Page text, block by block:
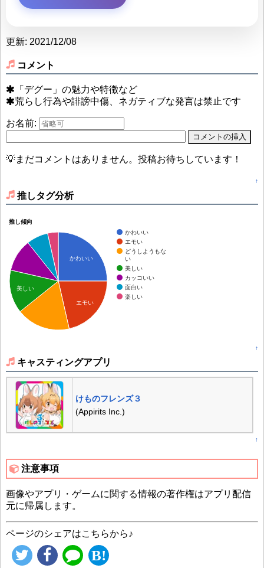
更新: 2021/12/08
コメント
「デグー」の魅力や特徴など
荒らし行為や誹謗中傷、ネガティブな発言は禁止です
お名前:
💡まだコメントはありません。投稿お待ちしています！
↑
推しタグ分析
推し傾向
かわいい
エモい
どうしようもな
い
美しい
カッコいい
面白い
楽しい
かわいい
エモい
美しい
↑
キャスティングアプリ
けものフレンズ３
(Appirits Inc.)
↑
注意事項
画像やアプリ・ゲームに関する情報の著作権はアプリ配信
元に帰属します。
ページのシェアはこちらから♪